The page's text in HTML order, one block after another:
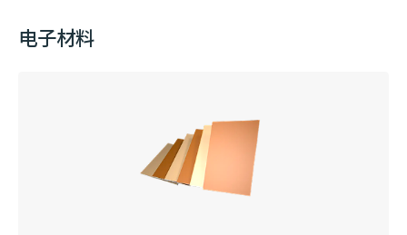
电子材料